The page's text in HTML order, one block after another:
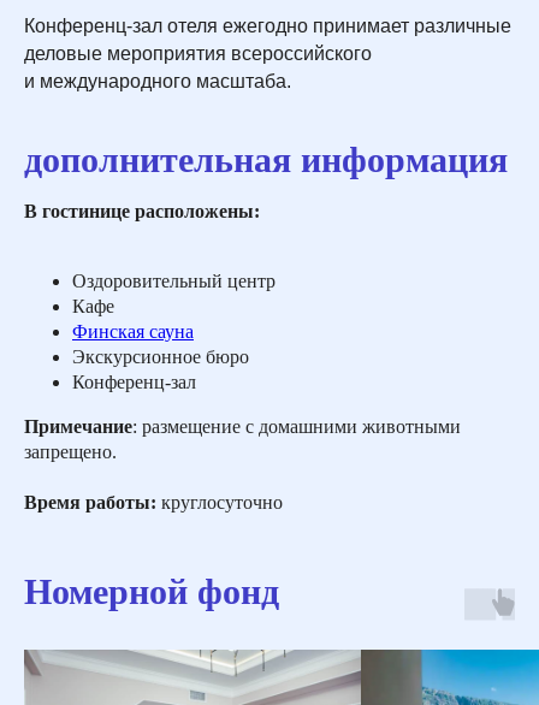
Конференц-зал отеля ежегодно принимает различные
деловые мероприятия всероссийского
и международного масштаба.
дополнительная информация
В гостинице расположены:
Оздоровительный центр
Кафе
Финская сауна
Экскурсионное бюро
Конференц-зал
Примечание: размещение с домашними животными
запрещено.
Время работы: круглосуточно
Номерной фонд